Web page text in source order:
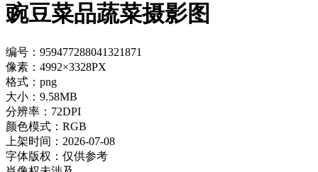
豌豆菜品蔬菜摄影图
编号：959477288041321871
像素：4992×3328PX
格式：png
大小：9.58MB
分辨率：72DPI
颜色模式：RGB
上架时间：2026-07-08
字体版权：仅供参考